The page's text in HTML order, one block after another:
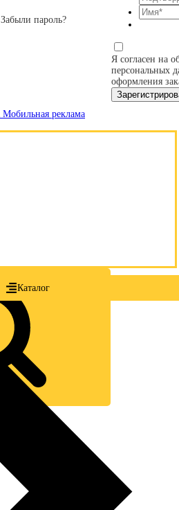
Каталог
Забыли пароль?
Я согласен на
персональных
оформления